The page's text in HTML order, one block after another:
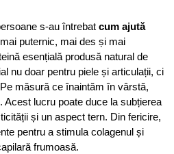
s-au întrebat cum ajută
puternic, mai des și mai
esențială produsă natural de
nu doar pentru piele și articulații, ci
măsură ce înaintăm în vârstă,
Acest lucru poate duce la subțierea
și un aspect tern. Din fericire,
pentru a stimula colagenul și
frumoasă.